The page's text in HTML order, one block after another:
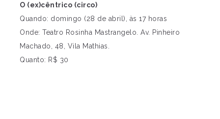
O (ex)cêntrico (circo)
Quando: domingo (28 de abril), às 17 horas
Onde: Teatro Rosinha Mastrangelo. Av. Pinheiro
Machado, 48, Vila Mathias.
Quanto: R$ 30